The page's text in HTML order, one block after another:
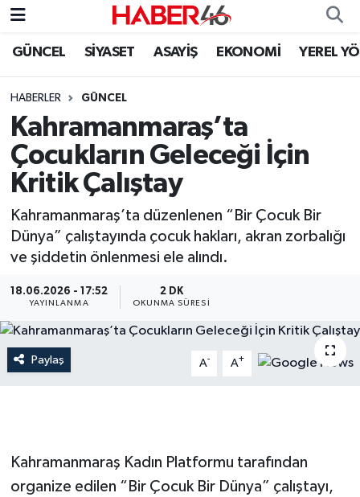
GÜNCEL SİYASET ASAYİŞ EKONOMİ YEREL
HABERLER GÜNCEL
Kahramanmaraş’ta
Çocukların Geleceği İçin
Kritik Çalıştay
Kahramanmaraş’ta düzenlenen “Bir Çocuk Bir
Dünya” çalıştayında çocuk hakları, akran zorbalığı
ve şiddetin önlenmesi ele alındı.
18.06.2026 - 17:52
YAYINLANMA
2 DK
OKUNMA SÜRESI
Paylaş A- A+
Kahramanmaraş Kadın Platformu tarafından
organize edilen “Bir Çocuk Bir Dünya” çalıştayı,
GÜNCEL
SİYASET
EKONOMİ
SPOR
YAŞAM
TEKNOLOJİ
SAĞLIK
EĞİTİM
KSÜ
Nöbetçi Eczaneler
Hava Durumu
Kahramanmaraş Namaz Vakitleri
Trafik Durumu
Süper Lig Puan Durumu ve Fikstür
Tüm Manşetler
Son Dakika Haberleri
Haber Arşivi